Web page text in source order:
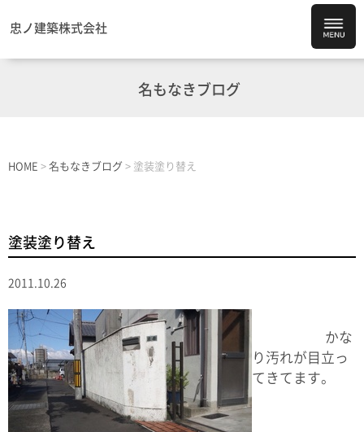
忠ノ建築株式会社
名もなきブログ
HOME > 名もなきブログ > 塗装塗り替え
塗装塗り替え
2011.10.26
かな
り汚れが目立っ
てきてます。